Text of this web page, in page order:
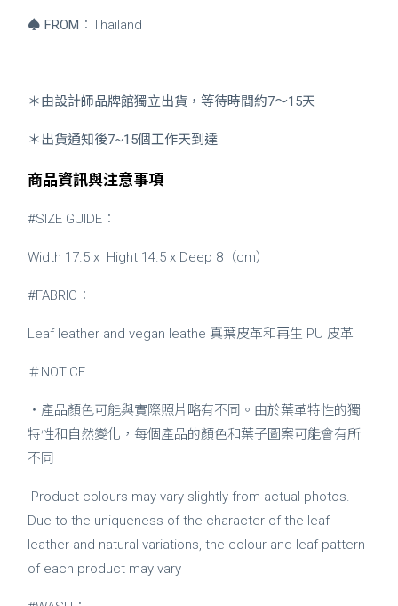
♠ FROM ：Thailand
＊由設計師品牌館獨立出貨，等待時間約7～15天
＊出貨通知後7~15個工作天到達
商品資訊與注意事項
#SIZE GUIDE：
Width 17.5 x Hight 14.5 x Deep 8（cm）
#FABRIC：
Leaf leather and vegan leathe 真葉皮革和再生 PU 皮革
＃NOTICE
・ 產品顏色可能與實際照片略有不同。由於葉革特性的獨
特性和自然變化，每個產品的顏色和葉子圖案可能會有所
不同
Product colours may vary slightly from actual photos.
Due to the uniqueness of the character of the leaf
leather and natural variations, the colour and leaf pattern
of each product may vary